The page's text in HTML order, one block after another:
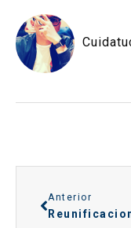
Anterior